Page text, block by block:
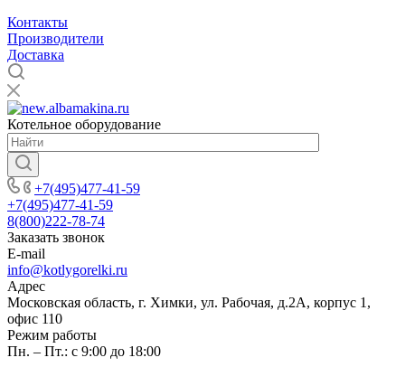
Контакты
Производители
Доставка
Котельное оборудование
+7(495)477-41-59
+7(495)477-41-59
8(800)222-78-74
Заказать звонок
E-mail
info@kotlygorelki.ru
Адрес
Московская область, г. Химки, ул. Рабочая, д.2А, корпус 1,
офис 110
Режим работы
Пн. – Пт.: с 9:00 до 18:00